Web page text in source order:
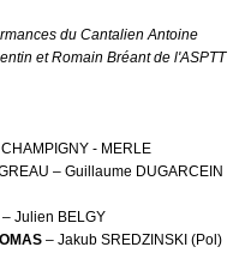
du Cantalien Antoine
et Romain Bréant de l'ASPTT
- MERLE
– Guillaume DUGARCEIN
Julien BELGY
– Jakub SREDZINSKI (Pol)